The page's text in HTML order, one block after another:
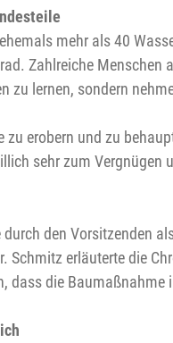
mehr als 40
Zahlreiche
zu lernen, sondern
erobern und zu
sehr zum
den Vorsitzenden
erläuterte die
dass die